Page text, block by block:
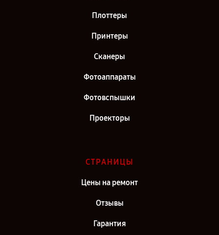
Плоттеры
Принтеры
Сканеры
Фотоаппараты
Фотовспышки
Проекторы
СТРАНИЦЫ
Цены на ремонт
Отзывы
Гарантия